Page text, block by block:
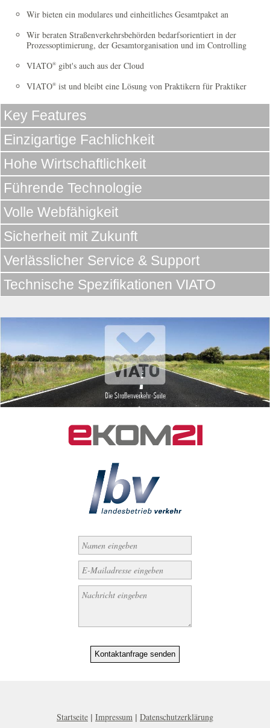
Wir bieten ein modulares und einheitliches Gesamtpaket an
Wir beraten Straßenverkehrsbehörden bedarfsorientiert in der
Prozessoptimierung, der Gesamtorganisation und im Controlling
VIATO® gibt's auch aus der Cloud
VIATO® ist und bleibt eine Lösung von Praktikern für Praktiker
Key Features
Einzigartige Fachlichkeit
Hohe Wirtschaftlichkeit
Führende Technologie
Volle Webfähigkeit
Sicherheit mit Zukunft
Verlässlicher Service & Support
Technische Spezifikationen VIATO
Kontaktanfrage senden
Startseite | Impressum | Datenschutzerklärung